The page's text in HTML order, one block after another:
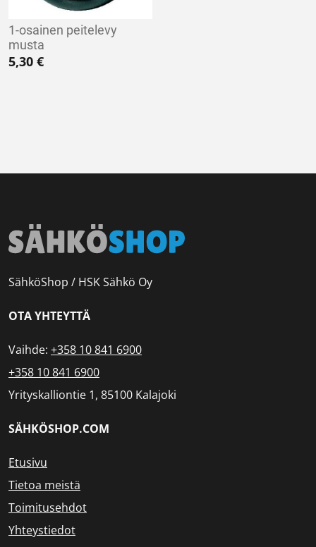
1-osainen peitelevy
musta
5,30 €
SähköShop / HSK Sähkö Oy
OTA YHTEYTTÄ
Vaihde: +358 10 841 6900
+358 10 841 6900
Yrityskalliontie 1, 85100 Kalajoki
SÄHKÖSHOP.COM
Etusivu
Tietoa meistä
Toimitusehdot
Yhteystiedot